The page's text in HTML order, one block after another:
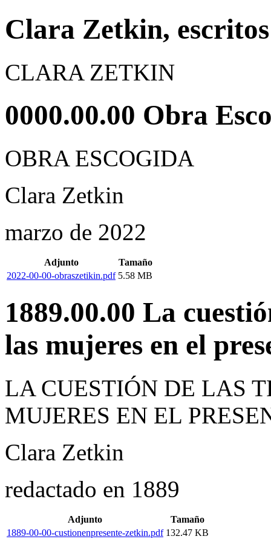
Clara Zetkin, escritos
CLARA ZETKIN
0000.00.00 Obra
OBRA ESCOGIDA
Clara Zetkin
marzo de 2022
Adjunto
Tamaño
2022-00-00-obraszetikin.pdf 5.58 MB
1889.00.00 La
las mujeres en el
LA CUESTIÓN DE LAS
MUJERES EN EL
Clara Zetkin
redactado en 1889
Adjunto
Tamaño
1889-00-00-custionenpresente-zetkin.pdf 132.47 KB